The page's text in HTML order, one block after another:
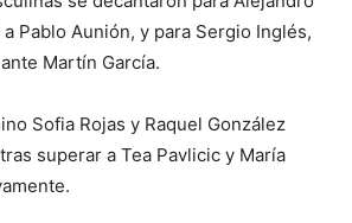
Pablo Aunión, y para Sergio Inglés,
Martín García.
Sofia Rojas y Raquel González
superar a Tea Pavlicic y María